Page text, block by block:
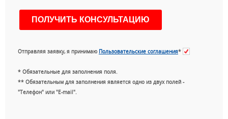
Отправляя заявку, я принимаю Пользовательские соглашения*
* Обязательные для заполнения поля.
** Обязательным для заполнения является одно из двух полей -
"Телефон" или "E-mail".